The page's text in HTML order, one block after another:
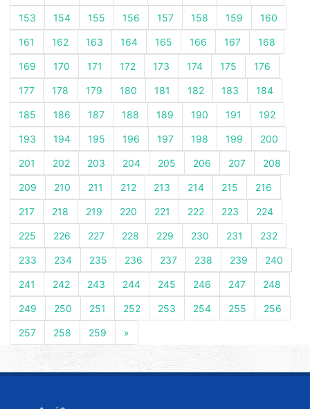
153 154 155 156 157 158 159 160
161 162 163 164 165 166 167 168
169 170 171 172 173 174 175 176
177 178 179 180 181 182 183 184
185 186 187 188 189 190 191 192
193 194 195 196 197 198 199 200
201 202 203 204 205 206 207 208
209 210 211 212 213 214 215 216
217 218 219 220 221 222 223 224
225 226 227 228 229 230 231 232
233 234 235 236 237 238 239 240
241 242 243 244 245 246 247 248
249 250 251 252 253 254 255 256
257 258 259 »